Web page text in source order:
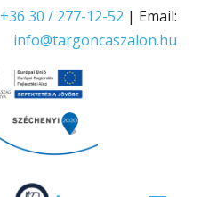
+36 30 / 277-12-52 | Email:
info@targoncaszalon.hu